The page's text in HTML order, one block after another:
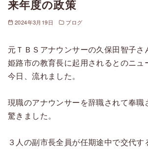
来年度の政策
2024年3月19日 ブログ
元ＴＢＳアナウンサーの久保田智子さ
姫路市の教育長に起用されるとのニュ
今日、流れました。
現職のアナウンサーを辞職されて奉職
驚きました。
３人の副市長全員が任期途中で交代す